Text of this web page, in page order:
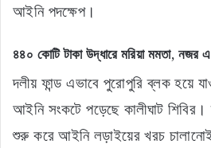
আইনি পদক্ষেপ।
৪৪০ কোটি টাকা উদ্ধারে মরিয়া মমতা, নজর
দলীয় ফান্ড এভাবে পুরোপুরি ব্লক হয়ে
আইনি সংকটে পড়েছে কালীঘাট
শুরু করে আইনি লড়াইয়ের খরচ